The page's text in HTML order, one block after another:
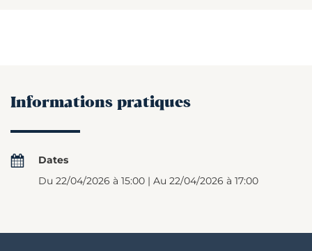
Informations pratiques
Dates
Du 22/04/2026 à 15:00 | Au 22/04/2026 à 17:00